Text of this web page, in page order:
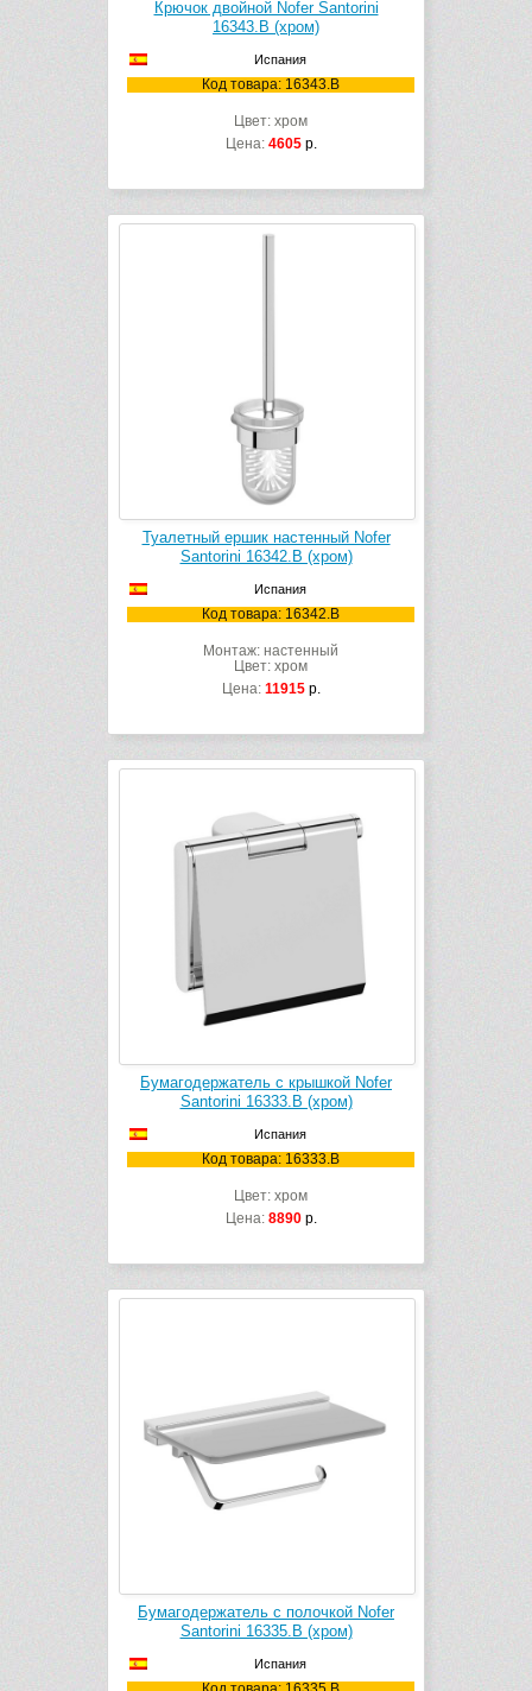
Крючок двойной Nofer Santorini
16343.B (хром)
Испания
Код товара: 16343.B
Цвет: хром
Цена: 4605р.
Туалетный ершик настенный Nofer
Santorini 16342.B (хром)
Испания
Код товара: 16342.B
Монтаж: настенный
Цвет: хром
Цена: 11915р.
Бумагодержатель с крышкой Nofer
Santorini 16333.B (хром)
Испания
Код товара: 16333.B
Цвет: хром
Цена: 8890р.
Бумагодержатель с полочкой Nofer
Santorini 16335.B (хром)
Испания